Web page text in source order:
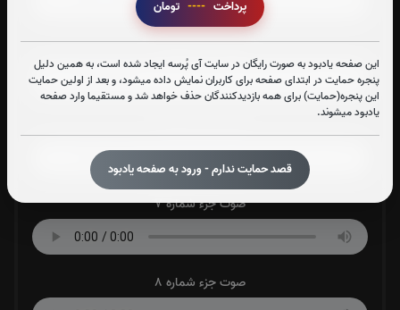
پرداخت ----
این صفحه یادبود به صورت رایگان در سایت آی پُرسه ایجاد شده است، به همین دلیل
پنجره حمایت در ابتدای صفحه برای کاربران نمایش داده میشود، و بعد از اولین حمایت
این پنجره(حمایت) برای همه بازدیدکنندگان حذف خواهد شد و مستقیما وارد صفحه
یادبود میشوند.
قصد حمایت ندارم - ورود به صفحه یادبود
صوت جزء شماره 5
صوت جزء شماره 7
صوت جزء شماره 8